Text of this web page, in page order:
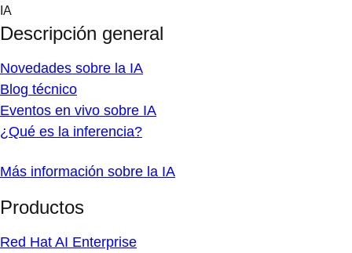
Skip
content
IA
Descripción general
Novedades sobre la IA
Blog técnico
Eventos en vivo sobre IA
¿Qué es la inferencia?
Más información sobre la IA
Productos
Red Hat AI Enterprise